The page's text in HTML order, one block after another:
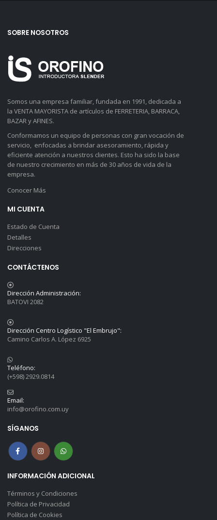
SOBRE NOSOTROS
Somos una empresa familiar, fundada en 1991, dedicada a
la VENTA MAYORISTA de artículos de FERRETERIA, BARRACA,
BAZAR y AFINES.
Conformamos un equipo de personas con gran vocación de
servicio, enfocadas a brindar asesoramiento, rápida y
eficiente atención a nuestros clientes. Esto ha sido la base
de nuestro crecimiento en más de 30 años de vida de la
empresa.
Conocer Más
MI CUENTA
Estado de Cuenta
Detalles
Direcciones
CONTÁCTENOS
Dirección Administración:
BATOVI 2082
Dirección Centro Logístico "El Embrujo":
Camino Carlos A. López 6925
Teléfono:
(+598) 2929.0814
Email:
info@orofino.com.uy
SÍGANOS
INFORMACIÓN ADICIONAL
Términos y Condiciones
Política de Privacidad
Política de Cookies